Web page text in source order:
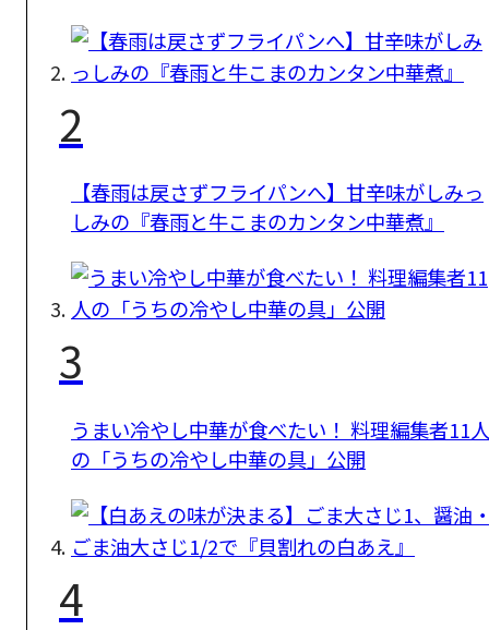
2
【春雨は戻さずフライパンへ】甘辛味がしみっ
しみの『春雨と牛こまのカンタン中華煮』
3
うまい冷やし中華が食べたい！ 料理編集者11人
の「うちの冷やし中華の具」公開
4